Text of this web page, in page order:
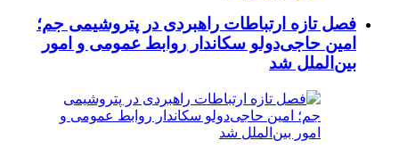
فصل تازه ارتباطات راهبردی در پتروشیمی جم؛
امین حاجی‌دولو سکاندار روابط عمومی و امور
بین‌الملل شد